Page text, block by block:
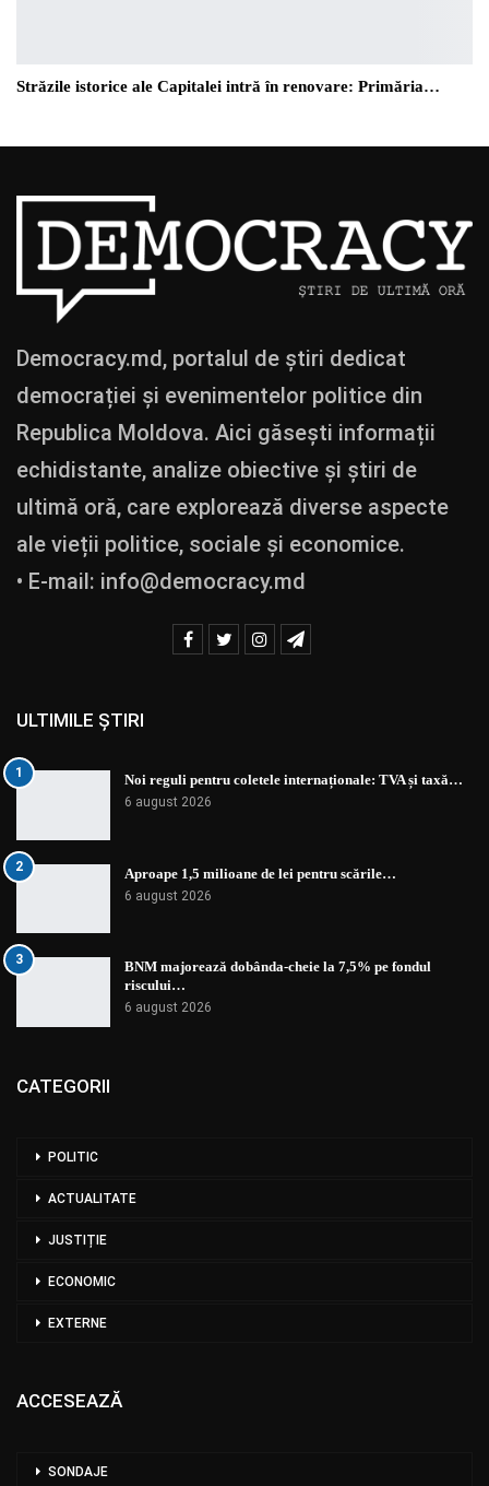
Străzile istorice ale Capitalei intră în renovare: Primăria…
Democracy.md, portalul de știri dedicat
democrației și evenimentelor politice din
Republica Moldova. Aici găsești informații
echidistante, analize obiective și știri de
ultimă oră, care explorează diverse aspecte
ale vieții politice, sociale și economice.
• E-mail: info@democracy.md
ULTIMILE ȘTIRI
1 Noi reguli pentru coletele internaționale: TVA și taxă…
6 august 2026
2 Aproape 1,5 milioane de lei pentru scările…
6 august 2026
3
BNM majorează dobânda-cheie la 7,5% pe fondul
riscului…
6 august 2026
CATEGORII
POLITIC
ACTUALITATE
JUSTIȚIE
ECONOMIC
EXTERNE
ACCESEAZĂ
SONDAJE